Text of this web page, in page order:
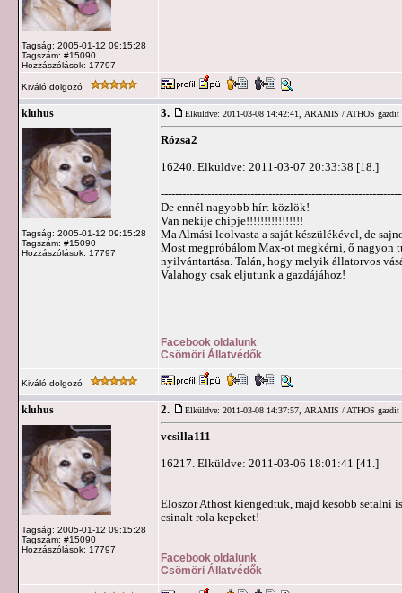
Tagság: 2005-01-12 09:15:28
Tagszám: #15090
Hozzászólások: 17797
Kiváló dolgozó
kluhus
Tagság: 2005-01-12 09:15:28
Tagszám: #15090
Hozzászólások: 17797
3. Elküldve: 2011-03-08 14:42:41, ARAMIS / ATHOS gazdit
Rózsa2
16240. Elküldve: 2011-03-07 20:33:38 [18.]
De ennél nagyobb hírt közlök!
Van nekije chipje!!!!!!!!!!!!!!!!
Ma Almási leolvasta a saját készülékével, de
Most megpróbálom Max-ot megkérni, ő nagyon
nyilvántartása. Talán, hogy melyik állatorvos
Valahogy csak eljutunk a gazdájához!
Facebook oldalunk
Csömöri Állatvédők
Kiváló dolgozó
kluhus
Tagság: 2005-01-12 09:15:28
Tagszám: #15090
Hozzászólások: 17797
2. Elküldve: 2011-03-08 14:37:57, ARAMIS / ATHOS gazdit
vcsilla111
16217. Elküldve: 2011-03-06 18:01:41 [41.]
Eloszor Athost kiengedtuk, majd kesobb setalni
csinalt rola kepeket!
Facebook oldalunk
Csömöri Állatvédők